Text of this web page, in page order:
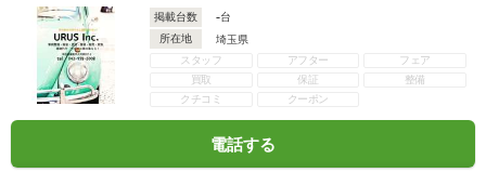
掲載台数 -台
所在地
埼玉県
スタッフ
アフター
フェア
買取
保証
整備
クチコミ
クーポン
電話する